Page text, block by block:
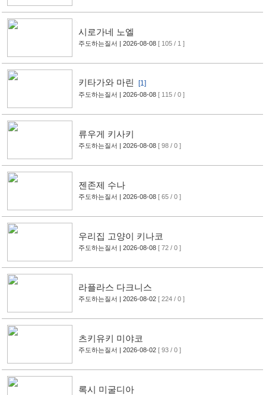
시로가네 노엘
주도하는질서 | 2026-08-08 [ 105 / 1 ]
키타가와 마린 [1]
주도하는질서 | 2026-08-08 [ 115 / 0 ]
류우게 키사키
주도하는질서 | 2026-08-08 [ 98 / 0 ]
젠존제 수나
주도하는질서 | 2026-08-08 [ 65 / 0 ]
우리집 고양이 키나코
주도하는질서 | 2026-08-08 [ 72 / 0 ]
라플라스 다크니스
주도하는질서 | 2026-08-02 [ 224 / 0 ]
츠키유키 미야코
주도하는질서 | 2026-08-02 [ 93 / 0 ]
록시 미굴디아